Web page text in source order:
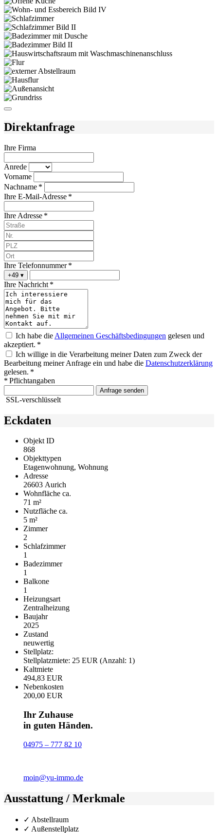
Direktanfrage
Ihre Firma
Anrede
Vorname
Nachname *
Ihre E-Mail-Adresse *
Ihre Adresse *
Ihre Telefonnummer *
+49 ▾
Ihre Nachricht *
Ich habe die Allgemeinen Geschäftsbedingungen gelesen und
akzeptiert. *
Ich willige in die Verarbeitung meiner Daten zum Zweck der
Bearbeitung meiner Anfrage ein und habe die Datenschutzerklärung
gelesen. *
* Pflichtangaben
Anfrage senden
SSL-verschlüsselt
Eckdaten
Objekt ID
868
Objekttypen
Etagenwohnung, Wohnung
Adresse
26603 Aurich
Wohnfläche ca.
71 m²
Nutzfläche ca.
5 m²
Zimmer
2
Schlafzimmer
1
Badezimmer
1
Balkone
1
Heizungsart
Zentralheizung
Baujahr
2025
Zustand
neuwertig
Stellplatz:
Stellplatzmiete: 25 EUR (Anzahl: 1)
Kaltmiete
494,83 EUR
Nebenkosten
200,00 EUR
Ihr Zuhause
in guten Händen.
04975 – 777 82 10
moin@yu-immo.de
Ausstattung / Merkmale
✓ Abstellraum
✓ Außenstellplatz